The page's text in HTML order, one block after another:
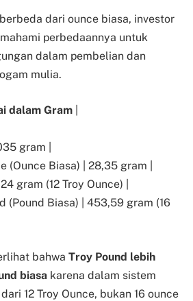
dari ounce biasa, investor
perbedaannya untuk
dalam pembelian dan
mulia.
dalam Gram
gram |
(Ounce Biasa) | 28,35 gram |
gram (12 Troy Ounce) |
(Pound Biasa) | 453,59 gram (16
bahwa Troy Pound lebih
biasa karena dalam sistem
12 Troy Ounce, bukan 16 ounce